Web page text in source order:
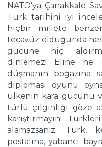
NATO’ya Çanakkale
Türk tarihini iyi
hiçbir millete
tecavüz olduğunda
gücüne hiç
dinlemez! Eline ne
düşmanın boğazına
diplomasi oyunu
ülkenin kara gücünü
türlü çılgınlığı göze
karıştırmayın!
alamazsanız. Türk,
postalına, yabancı